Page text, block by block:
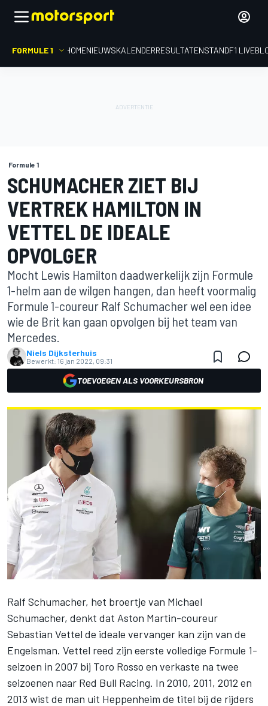
FORMULE 1 HOMENIEUWSKALENDERRESULTATENSTANDF1
Formule 1
SCHUMACHER ZIET BIJ
VERTREK HAMILTON IN
VETTEL DE IDEALE
OPVOLGER
Mocht Lewis Hamilton daadwerkelijk zijn Formule
1-helm aan de wilgen hangen, dan heeft voormalig
Formule 1-coureur Ralf Schumacher wel een idee
wie de Brit kan gaan opvolgen bij het team van
Mercedes.
Niels Dijksterhuis
Bewerkt: 16 jan 2022, 09:31
TOEVOEGEN ALS VOORKEURSBRON
Ralf Schumacher, het broertje van Michael
Schumacher, denkt dat Aston Martin-coureur
Sebastian Vettel de ideale vervanger kan zijn van de
Engelsman. Vettel reed zijn eerste volledige Formule 1-
seizoen in 2007 bij Toro Rosso en verkaste na twee
seizoenen naar Red Bull Racing. In 2010, 2011, 2012 en
2013 wist de man uit Heppenheim de titel bij de rijders